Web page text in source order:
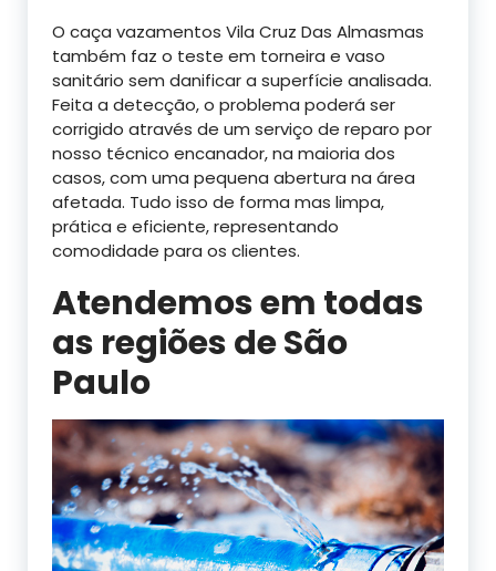
O caça vazamentos Vila Cruz Das Almasmas
também faz o teste em torneira e vaso
sanitário sem danificar a superfície analisada.
Feita a detecção, o problema poderá ser
corrigido através de um serviço de reparo por
nosso técnico encanador, na maioria dos
casos, com uma pequena abertura na área
afetada. Tudo isso de forma mas limpa,
prática e eficiente, representando
comodidade para os clientes.
Atendemos em todas
as regiões de São
Paulo